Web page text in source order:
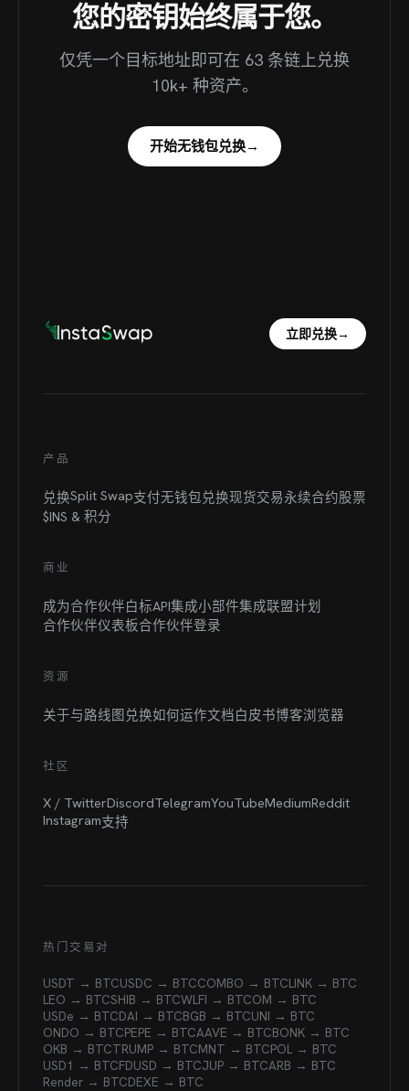
您的密钥始终属于您。
仅凭一个目标地址即可在 63 条链上兑换
10k+ 种资产。
开始无钱包兑换→
立即兑换→
产品
兑换Split Swap支付无钱包兑换现货交易永续合约股票
$INS & 积分
商业
成为合作伙伴白标API集成小部件集成联盟计划
合作伙伴仪表板合作伙伴登录
资源
关于与路线图兑换如何运作文档白皮书博客浏览器
社区
X / TwitterDiscordTelegramYouTubeMediumReddit
Instagram支持
热门交易对
USDT → BTCUSDC → BTCCOMBO → BTCLINK → BTC
LEO → BTCSHIB → BTCWLFI → BTCOM → BTC
USDe → BTCDAI → BTCBGB → BTCUNI → BTC
ONDO → BTCPEPE → BTCAAVE → BTCBONK → BTC
OKB → BTCTRUMP → BTCMNT → BTCPOL → BTC
USD1 → BTCFDUSD → BTCJUP → BTCARB → BTC
Render → BTCDEXE → BTC